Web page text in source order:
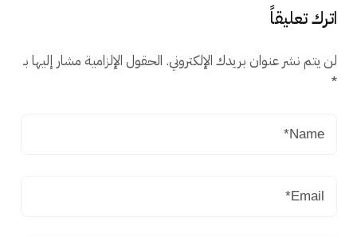
اترك تعليقاً
لن يتم نشر عنوان بريدك الإلكتروني. الحقول الإلزامية مشار إليها بـ
*